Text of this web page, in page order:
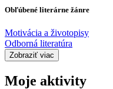
Obľúbené literárne žánre
Motivácia a životopisy
Odborná literatúra
Zobraziť viac
Moje aktivity